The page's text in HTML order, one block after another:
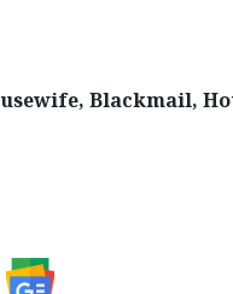
Blackmail,